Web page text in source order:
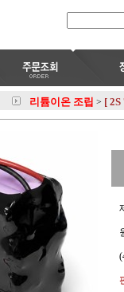
리튬이온 조립 > [ 2S